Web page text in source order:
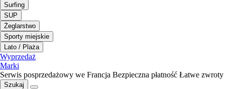
Surfing
SUP
Żeglarstwo
Sporty miejskie
Lato / Plaża
Wyprzedaż
Marki
Serwis posprzedażowy we Francja Bezpieczna płatność Łatwe zwroty
Szukaj